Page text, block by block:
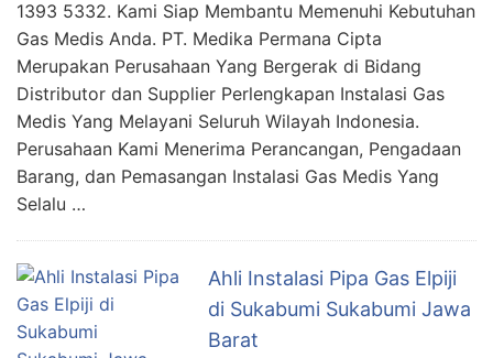
1393 5332. Kami Siap Membantu Memenuhi Kebutuhan
Gas Medis Anda. PT. Medika Permana Cipta
Merupakan Perusahaan Yang Bergerak di Bidang
Distributor dan Supplier Perlengkapan Instalasi Gas
Medis Yang Melayani Seluruh Wilayah Indonesia.
Perusahaan Kami Menerima Perancangan, Pengadaan
Barang, dan Pemasangan Instalasi Gas Medis Yang
Selalu …
Ahli Instalasi Pipa Gas Elpiji
di Sukabumi Sukabumi Jawa
Barat